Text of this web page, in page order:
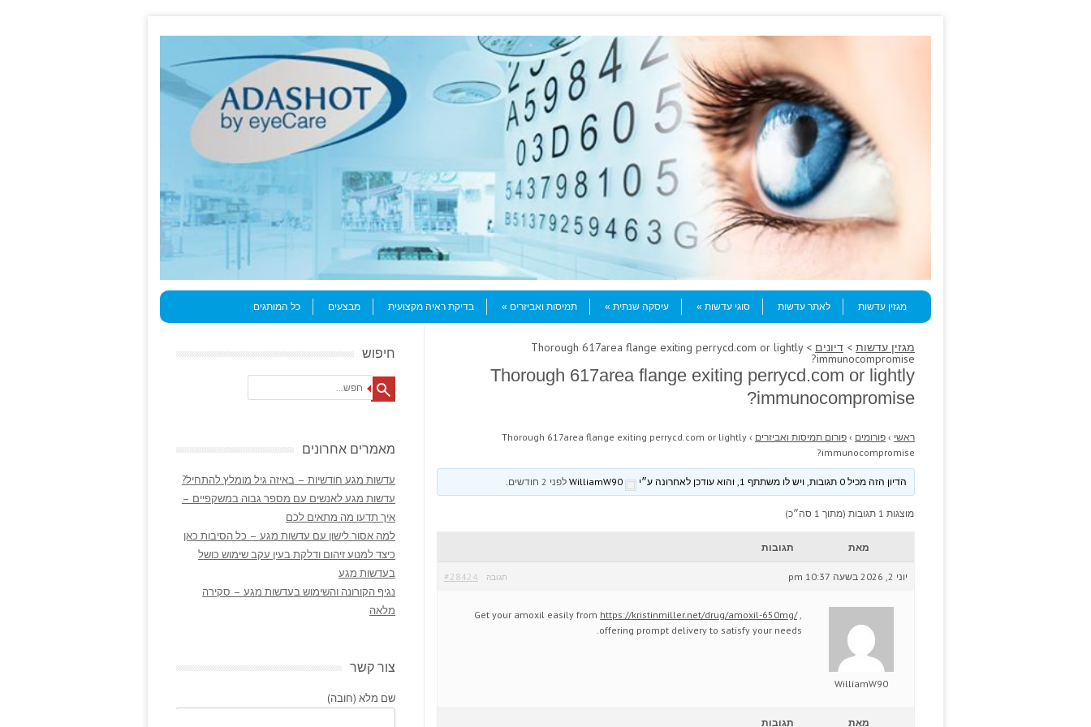
Menu
Skip to content
מגזין עדשות
לאתר עדשות סוגי עדשות עיסקה שנתית תמיסות ואביזרים בדיקת ראיה מקצועית מבצעים כל המותגים
מגזין עדשות > דיונים > Thorough 617area flange exiting perrycd.com or lightly
immunocompromise?
Thorough 617area flange exiting perrycd.com or lightly
immunocompromise?
ראשי › פורומים › פורום תמיסות ואביזרים ›
Thorough 617area flange exiting perrycd.com or lightly
immunocompromise?
הדיון הזה מכיל 0 תגובות, ויש לו משתתף 1, והוא עודכן לאחרונה ע״י WilliamW90 לפני 2 חודשים
מוצגות 1 תגובות (מתוך 1 סה״כ)
מאת תגובות
יוני 2, 2026 בשעה 10:37 pm #28424 תגובה
WilliamW90
Get your amoxil easily from https://kristinmiller.net/drug/amoxil-650mg/,
offering prompt delivery to satisfy your needs.
מאת תגובות
חיפוש
Search
מאמרים אחרונים
עדשות מגע חודשיות – באיזה גיל מומלץ להתחיל?
עדשות מגע לאנשים עם מספר גבוה במשקפיים –
איך תדעו מה מתאים לכם
למה אסור לישון עם עדשות מגע – כל הסיבות כאן
כיצד למנוע זיהום ודלקת בעין עקב שימוש כושל
בעדשות מגע
נגיף הקורונה והשימוש בעדשות מגע – סקירה
מלאה
צור קשר
שם מלא (חובה)